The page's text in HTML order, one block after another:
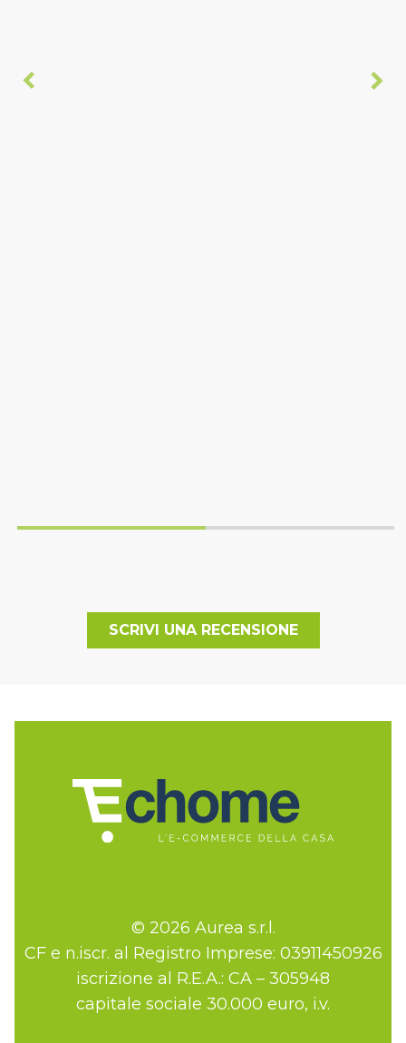
SCRIVI UNA RECENSIONE
© 2026 Aurea s.r.l.
CF e n.iscr. al Registro Imprese: 03911450926
iscrizione al R.E.A.: CA – 305948
capitale sociale 30.000 euro, i.v.